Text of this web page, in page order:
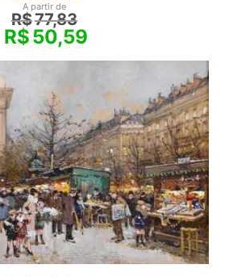
A partir de
R$77,83
R$50,59